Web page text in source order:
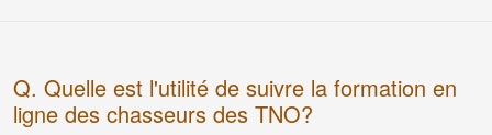
Q. Quelle est l'utilité de suivre la formation en
ligne des chasseurs des TNO?